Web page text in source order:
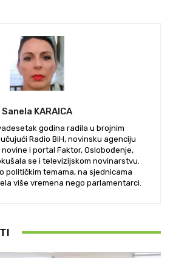
Sanela KARAICA
godina radila u brojnim
Radio BiH, novinsku agenciju
novine i portal Faktor, Oslobođenje,
se i televizijskom novinarstvu.
političkim temama, na sjednicama
više vremena nego parlamentarci.